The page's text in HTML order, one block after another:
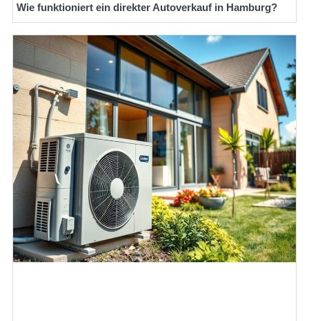
Wie funktioniert ein direkter Autoverkauf in Hamburg?